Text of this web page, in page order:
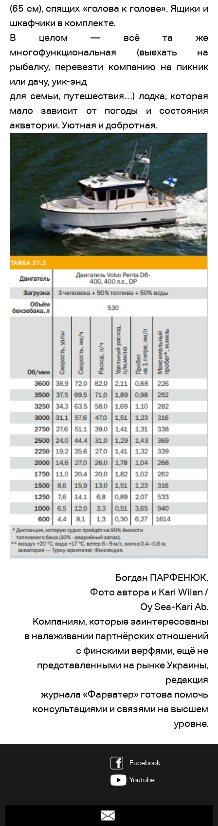
(65 см), спящих «голова к голове». Ящики и
шкафчики в комплекте.
В целом — всё та же
многофункциональная (выехать на
рыбалку, перевезти компанию на пикник
или дачу, уик-энд
для семьи, путешествия…) лодка, которая
мало зависит от погоды и состояния
акватории. Уютная и добротная.
Богдан ПАРФЕНЮК.
Фото автора и Kari Wilen /
Oy Sea-Kari Ab.
Компаниям, которые заинтересованы
в налаживании партнёрских отношений
с финскими верфями, ещё не
представленными на рынке Украины,
редакция
журнала «Фарватер» готова помочь
консультациями и связями на высшем
уровне.
Facebook
Youtube